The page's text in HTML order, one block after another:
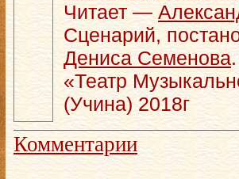
Читает —
Сценарий,
Дениса Семенова.
«Театр
(Учина) 2018г
Комментарии